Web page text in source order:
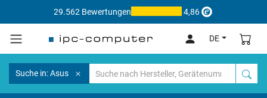
29.562 Bewertungen 4,86
DE
Suche in: Asus